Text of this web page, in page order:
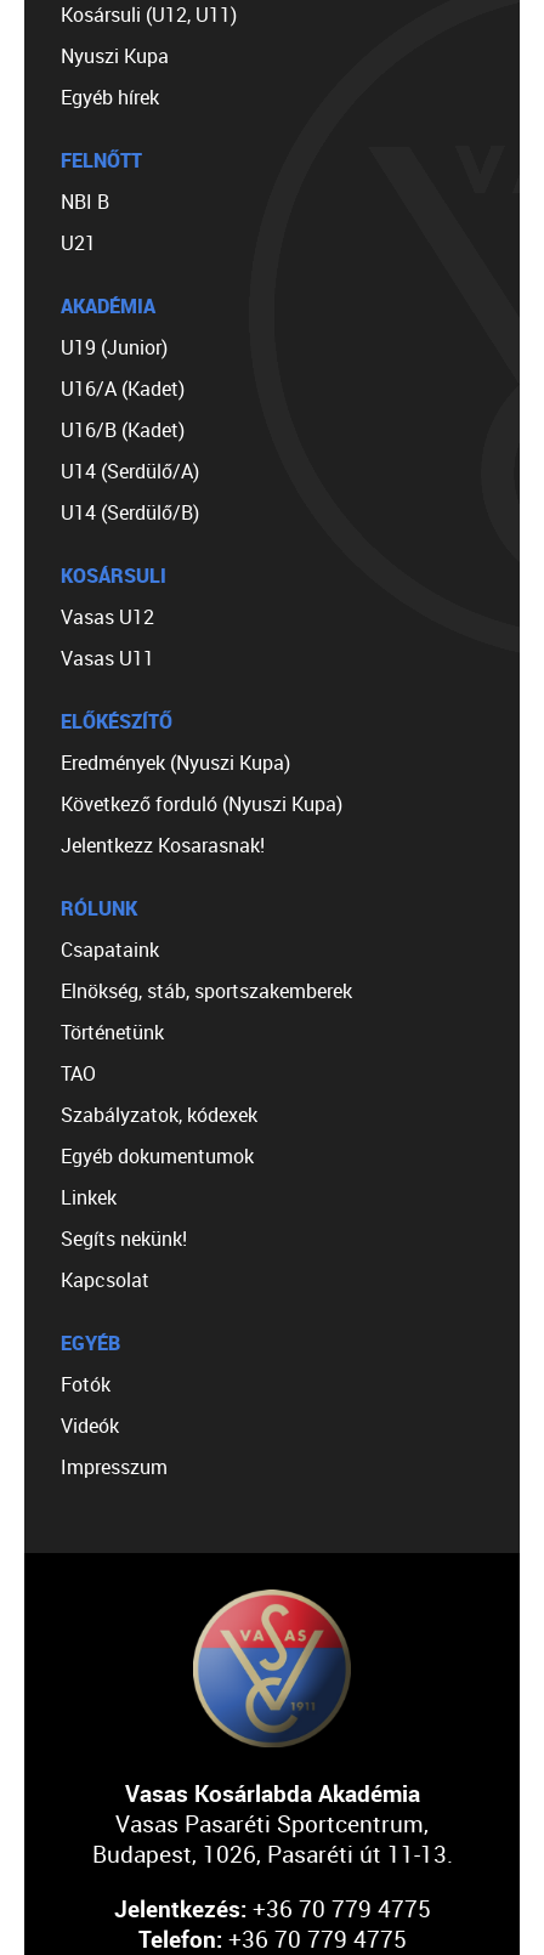
Kosársuli (U12, U11)
Nyuszi Kupa
Egyéb hírek
FELNŐTT
NBI B
U21
AKADÉMIA
U19 (Junior)
U16/A (Kadet)
U16/B (Kadet)
U14 (Serdülő/A)
U14 (Serdülő/B)
KOSÁRSULI
Vasas U12
Vasas U11
ELŐKÉSZÍTŐ
Eredmények (Nyuszi Kupa)
Következő forduló (Nyuszi Kupa)
Jelentkezz Kosarasnak!
RÓLUNK
Csapataink
Elnökség, stáb, sportszakemberek
Történetünk
TAO
Szabályzatok, kódexek
Egyéb dokumentumok
Linkek
Segíts nekünk!
Kapcsolat
EGYÉB
Fotók
Videók
Impresszum
Vasas Kosárlabda Akadémia
Vasas Pasaréti Sportcentrum,
Budapest, 1026, Pasaréti út 11-13.
Jelentkezés: +36 70 779 4775
Telefon: +36 70 779 4775